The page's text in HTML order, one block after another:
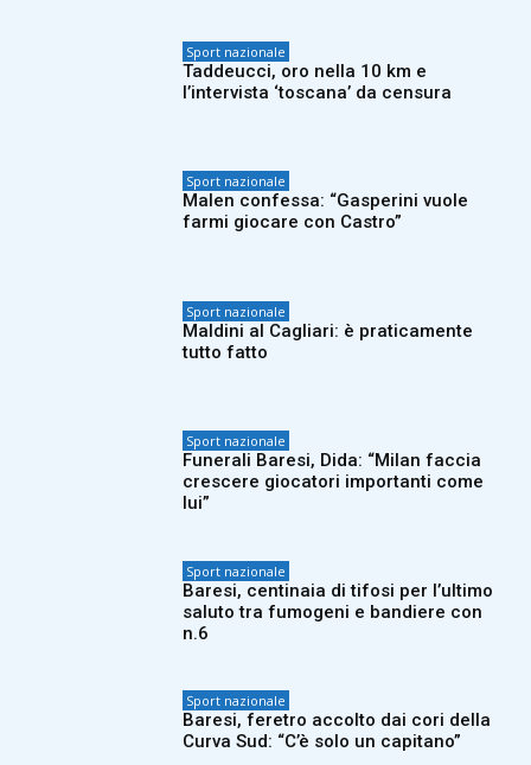
Sport nazionale
Taddeucci, oro nella 10 km e
l’intervista ‘toscana’ da censura
Sport nazionale
Malen confessa: “Gasperini vuole
farmi giocare con Castro”
Sport nazionale
Maldini al Cagliari: è praticamente
tutto fatto
Sport nazionale
Funerali Baresi, Dida: “Milan faccia
crescere giocatori importanti come
lui”
Sport nazionale
Baresi, centinaia di tifosi per l’ultimo
saluto tra fumogeni e bandiere con
n.6
Sport nazionale
Baresi, feretro accolto dai cori della
Curva Sud: “C’è solo un capitano”